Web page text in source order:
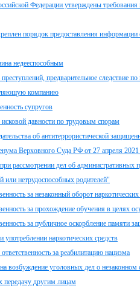
Федерации утверждены
порядок предоставления
недееспособным
предварительное следствие
компанию
супругов
давности по трудовым спорам
об антитеррористической
Верховного Суда РФ от 27 апреля
рассмотрении дел об административных
или нетрудоспособных родителей"
за незаконный оборот
за прохождение обучения в целях
за публичное оскорбление памяти
употреблении наркотических средств
за реабилитацию нацизма
возбуждение уголовных дел о
передачу другим лицам